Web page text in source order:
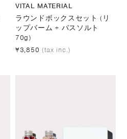
VITAL MATERIAL
ラウンドボックスセット (リ
ップバーム + バスソルト
70g)
¥3,850 (tax inc.)